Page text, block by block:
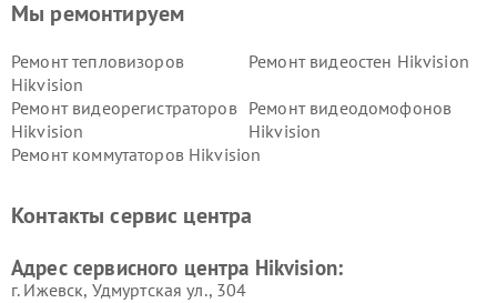
Мы ремонтируем
Ремонт тепловизоров
Hikvision
Ремонт видеостен Hikvision
Ремонт видеорегистраторов
Hikvision
Ремонт видеодомофонов
Hikvision
Ремонт коммутаторов Hikvision
Контакты сервис центра
Адрес сервисного центра Hikvision:
г. Ижевск, Удмуртская ул., 304